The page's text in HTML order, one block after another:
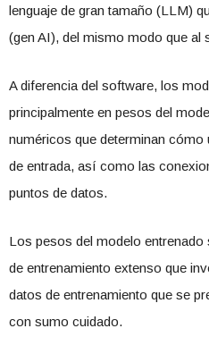
lenguaje de gran tamaño (LLM)
(gen AI), del mismo modo que al
A diferencia del software, los
principalmente en pesos del
numéricos que determinan
de entrada, así como las
puntos de datos.
Los pesos del modelo
de entrenamiento extenso que
datos de entrenamiento que se
con sumo cuidado.